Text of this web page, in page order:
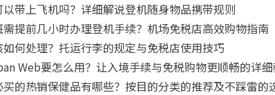
带上飞机吗？详细解说登机随身物品携带规则
提前几小时办理登机手续？机场免税店高效购物指南
何处理？托运行李的规定与免税店使用技巧
Web要怎么用？让入境手续与免税购物更顺畅的详
的热销保健品有哪些？按目的分类的推荐及不踩雷的